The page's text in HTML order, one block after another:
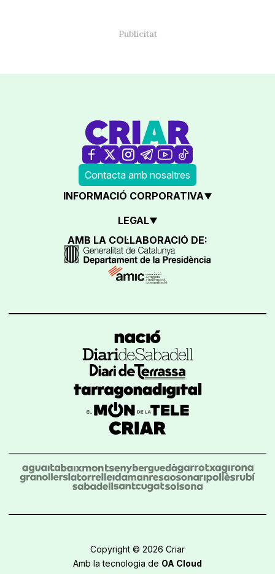
Contacta amb nosaltres
INFORMACIÓ CORPORATIVA
LEGAL
AMB LA COL·LABORACIÓ DE:
Copyright © 2026 Criar
Amb la tecnologia de OA Cloud